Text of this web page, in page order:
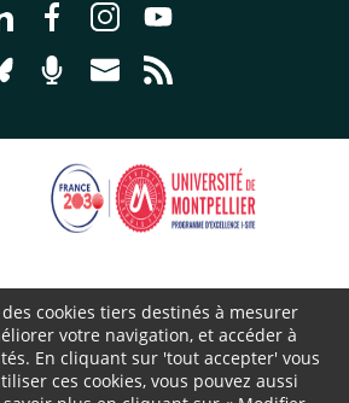
Aller à la page Nous suivre sur
Aller à la page Nous suivre sur
Aller à la page Nous
Aller à la page
Aller à la page Nous suivre sur
Aller à la page Nourrir le
Aller à la page Nous
Cirad 2026 ©
Mentions légales
cookies tiers destinés à mesurer
votre navigation, et accéder à
En cliquant sur 'tout accepter' vous
ces cookies, vous pouvez aussi